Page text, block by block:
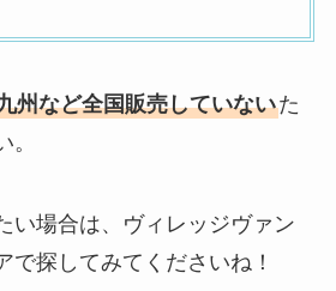
州など全国販売していないた
い場合は、ヴィレッジヴァン
で探してみてくださいね！